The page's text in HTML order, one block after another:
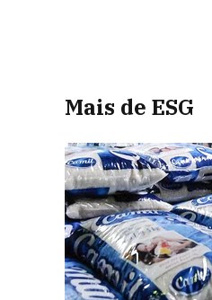
Mais de ESG